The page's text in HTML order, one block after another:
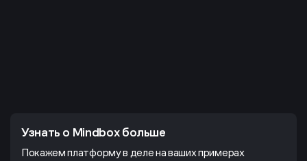
Узнать о Mindbox больше
Покажем платформу в деле на ваших примерах